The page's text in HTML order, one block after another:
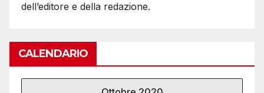
dell’editore e della redazione.
CALENDARIO